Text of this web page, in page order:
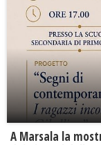
A Marsala la